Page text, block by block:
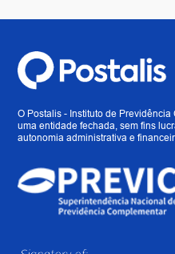
O Postalis - Instituto de
uma entidade fechada, sem fins
autonomia administrativa e